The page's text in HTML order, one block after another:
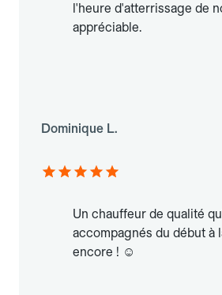
l'heure d'atterrissage de
appréciable.
Dominique L.
Un chauffeur de qualité
accompagnés du début à
encore ! ☺️